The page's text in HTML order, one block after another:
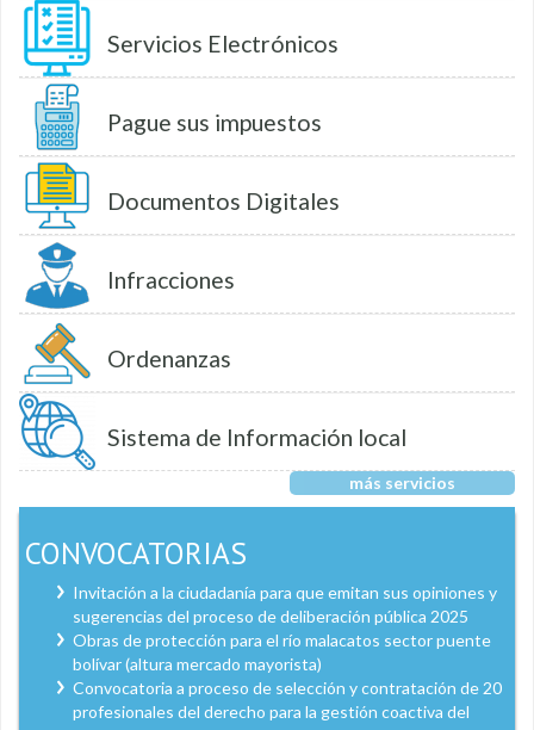
Servicios Electrónicos
Pague sus impuestos
Documentos Digitales
Infracciones
Ordenanzas
Sistema de Información local
más servicios
CONVOCATORIAS
Invitación a la ciudadanía para que emitan sus opiniones y
sugerencias del proceso de deliberación pública 2025
Obras de protección para el río malacatos sector puente
bolívar (altura mercado mayorista)
Convocatoria a proceso de selección y contratación de 20
profesionales del derecho para la gestión coactiva del